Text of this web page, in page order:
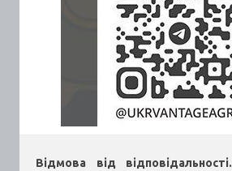
Відмова від відповідальності.